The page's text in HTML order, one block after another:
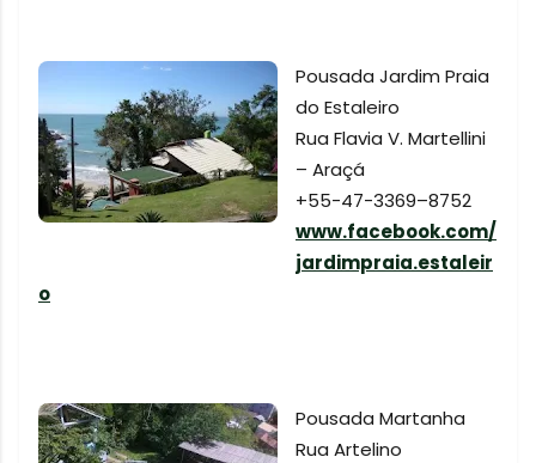
Pousada Jardim Praia
do Estaleiro
Rua Flavia V. Martellini
– Araçá
+55-47-3369–8752
www.facebook.com/
jardimpraia.estaleir
o
Pousada Martanha
Rua Artelino